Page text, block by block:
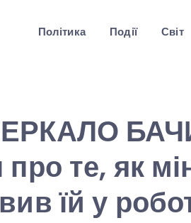
Політика Події Світ
те, як
їй у